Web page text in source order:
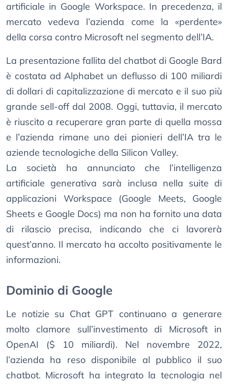
artificiale in Google Workspace. In precedenza, il
mercato vedeva l’azienda come la «perdente»
della corsa contro Microsoft nel segmento dell’IA.
La presentazione fallita del chatbot di Google Bard
è costata ad Alphabet un deflusso di 100 miliardi
di dollari di capitalizzazione di mercato e il suo più
grande sell-off dal 2008. Oggi, tuttavia, il mercato
è riuscito a recuperare gran parte di quella mossa
e l’azienda rimane uno dei pionieri dell’IA tra le
aziende tecnologiche della Silicon Valley.
La società ha annunciato che l’intelligenza
artificiale generativa sarà inclusa nella suite di
applicazioni Workspace (Google Meets, Google
Sheets e Google Docs) ma non ha fornito una data
di rilascio precisa, indicando che ci lavorerà
quest’anno. Il mercato ha accolto positivamente le
informazioni.
Dominio di Google
Le notizie su Chat GPT continuano a generare
molto clamore sull’investimento di Microsoft in
OpenAI ($ 10 miliardi). Nel novembre 2022,
l’azienda ha reso disponibile al pubblico il suo
chatbot. Microsoft ha integrato la tecnologia nel